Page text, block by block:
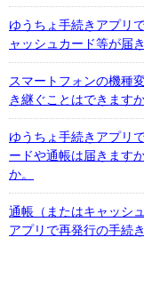
ゆうちょ手続きアプリ
ャッシュカード等が届
スマートフォンの機種
き継ぐことはできますか
ゆうちょ手続きアプリ
ードや通帳は届きます
か。
通帳（またはキャッシ
アプリで再発行の手続